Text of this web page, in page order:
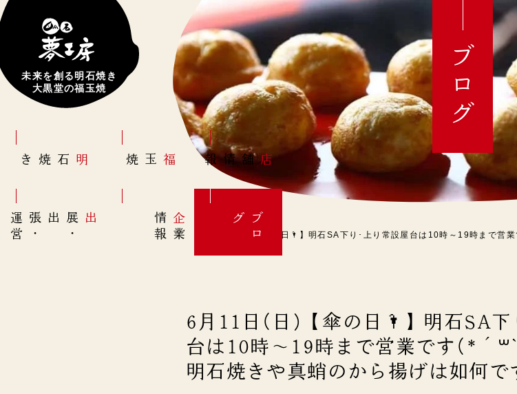
未来を創る明石焼き
大黒堂の福玉焼
明石焼き 福玉焼 店舗情報
出展
・
出張
・
運
営
企
業
情
報
ブ
ロ
グ
ブログ
6月11日(日)【傘の日🌂】明石SA下り･上り常設屋台は10時～19時まで営
6月11日(日)【傘の日🌂】明石SA下
台は10時～19時まで営業です
明石焼きや真蛸のから揚げは如何で